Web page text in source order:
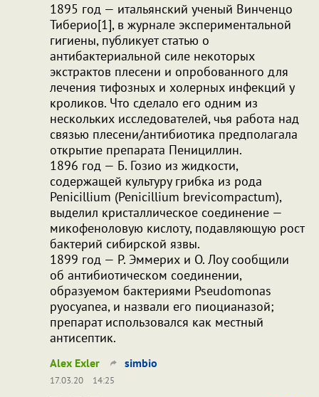
1895 год — итальянский ученый Винченцо
Тиберио[1], в журнале экспериментальной
гигиены, публикует статью о
антибактериальной силе некоторых
экстрактов плесени и опробованного для
лечения тифозных и холерных инфекций у
кроликов. Что сделало его одним из
нескольких исследователей, чья работа над
связью плесени/антибиотика предполагала
открытие препарата Пенициллин.
1896 год — Б. Гозио из жидкости,
содержащей культуру грибка из рода
Penicillium (Penicillium brevicompactum),
выделил кристаллическое соединение —
микофеноловую кислоту, подавляющую рост
бактерий сибирской язвы.
1899 год — Р. Эммерих и О. Лоу сообщили
об антибиотическом соединении,
образуемом бактериями Pseudomonas
pyocyanea, и назвали его пиоцианазой;
препарат использовался как местный
антисептик.
Alex Exler simbio
17.03.20
14:25